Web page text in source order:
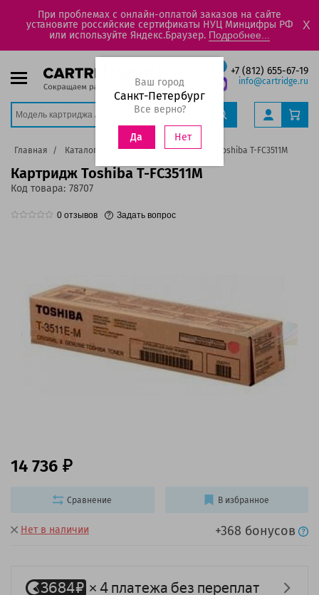
При проблемах с онлайн-оплатой заказов на сайте
установите российские сертификаты НУЦ Минцифры РФ
или используйте Яндекс.Браузер. Подробнее...
X
+7 (812) 655-67-19
info@cartridge.ru
Ваш город
Санкт-Петербург
Все верно?
Да Нет
Главная Каталог Картриджи Картридж Toshiba T-FC3511M
Картридж Toshiba T-FC3511M
Код товара: 78707
0 отзывов Задать вопрос
Нет в наличии +368 бонусов
14 736
Сравнение В избранное